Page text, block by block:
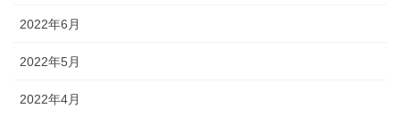
2022年6月
2022年5月
2022年4月